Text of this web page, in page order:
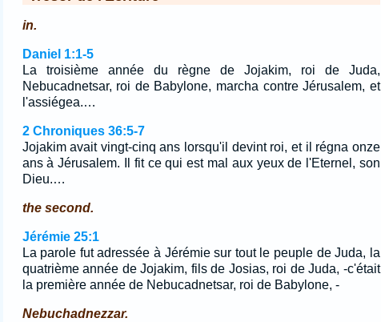
in.
Daniel 1:1-5
La troisième année du règne de Jojakim, roi de Juda,
Nebucadnetsar, roi de Babylone, marcha contre Jérusalem, et
l'assiégea.…
2 Chroniques 36:5-7
Jojakim avait vingt-cinq ans lorsqu'il devint roi, et il régna onze
ans à Jérusalem. Il fit ce qui est mal aux yeux de l'Eternel, son
Dieu.…
the second.
Jérémie 25:1
La parole fut adressée à Jérémie sur tout le peuple de Juda, la
quatrième année de Jojakim, fils de Josias, roi de Juda, -c'était
la première année de Nebucadnetsar, roi de Babylone, -
Nebuchadnezzar.